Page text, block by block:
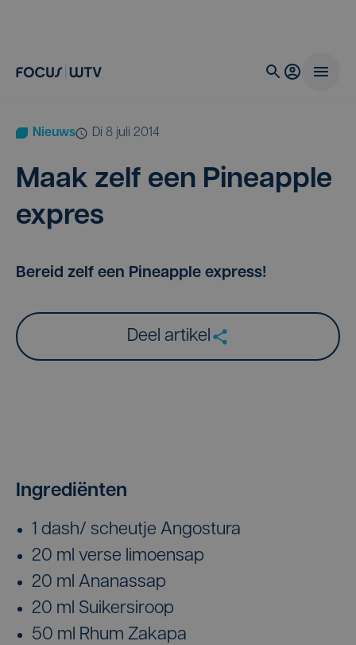
Nieuws di 8 juli 2014
Maak zelf een Pine­ap­ple
expres
Bereid zelf een Pineapple express!
Deel artikel
Ingrediënten
1 dash/ scheutje Angostura
20 ml verse limoensap
20 ml Ananassap
20 ml Suikersiroop
50 ml Rhum Zakapa